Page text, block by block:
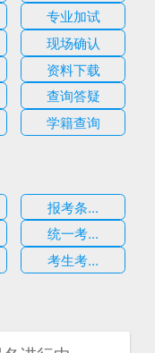
专业加试
现场确认
资料下载
查询答疑
学籍查询
报考条...
统一考...
考生考...